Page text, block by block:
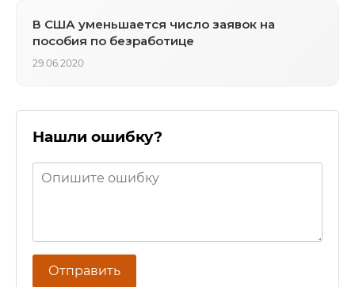
В США уменьшается число заявок на
пособия по безработице
29.06.2020
Нашли ошибку?
Отправить